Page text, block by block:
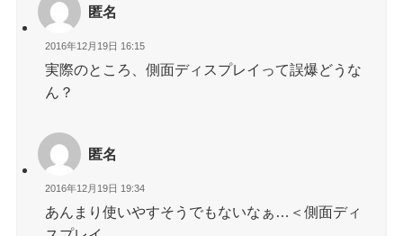
匿名
2016年12月19日 16:15
実際のところ、側面ディスプレイって誤爆どうな
ん？
匿名
2016年12月19日 19:34
あんまり使いやすそうでもないなぁ…＜側面ディ